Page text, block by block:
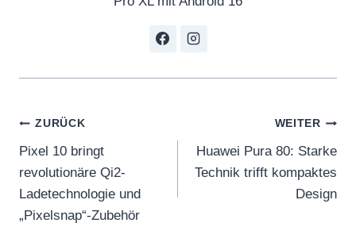
Beitragsnavigation
ZURÜCK
Pixel 10 bringt
revolutionäre Qi2-
Ladetechnologie und
„Pixelsnap“-Zubehör
WEITER
Huawei Pura 80: Starke
Technik trifft kompaktes
Design